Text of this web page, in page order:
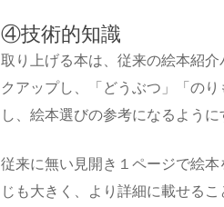
④技術的知識
取り上げる本は、従来の絵本紹
クアップし、「どうぶつ」「の
し、絵本選びの参考になるように
従来に無い見開き１ページで絵
じも大きく、より詳細に載せる